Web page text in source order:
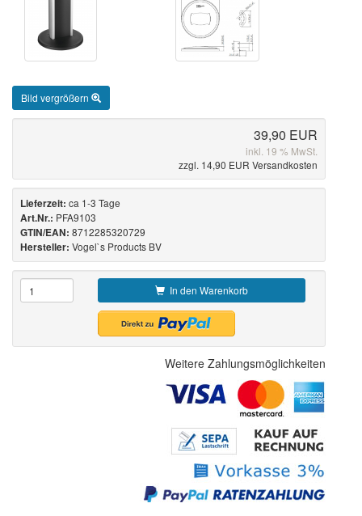
Bild vergrößern
39,90 EUR
inkl. 19 % MwSt.
zzgl. 14,90 EUR Versandkosten
Lieferzeit: ca 1-3 Tage
Art.Nr.: PFA9103
GTIN/EAN: 8712285320729
Hersteller: Vogel`s Products BV
In den Warenkorb
Weitere Zahlungsmöglichkeiten